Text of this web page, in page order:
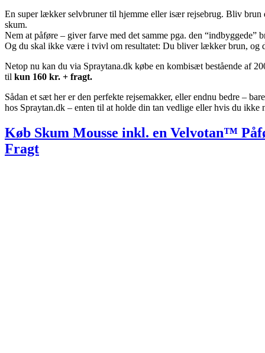
En super lækker selvbruner til hjemme eller især rejsebrug. Bliv
skum.
Nem at påføre – giver farve med det samme pga. den “indbyggede”
Og du skal ikke være i tvivl om resultatet: Du bliver lækker brun, og
Netop nu kan du via Spraytana.dk købe en kombisæt bestående af
til kun 160 kr. + fragt.
Sådan et sæt her er den perfekte rejsemakker, eller endnu bedre –
hos Spraytan.dk – enten til at holde din tan vedlige eller hvis du ikke
Køb Skum Mousse inkl. en Velvotan™
Fragt